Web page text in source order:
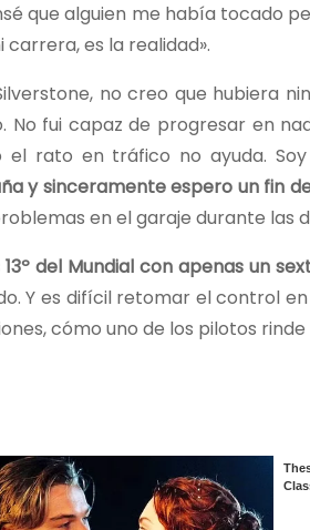
que alguien me había tocado
es la realidad».
no creo que hubiera
fui capaz de progresar en
rato en tráfico no ayuda.
y sinceramente espero un fin
en el garaje durante las
13º del Mundial con apenas un
Y es difícil retomar el control
cómo uno de los pilotos